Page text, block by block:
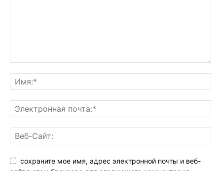
сохраните мое имя, адрес электронной почты и веб-